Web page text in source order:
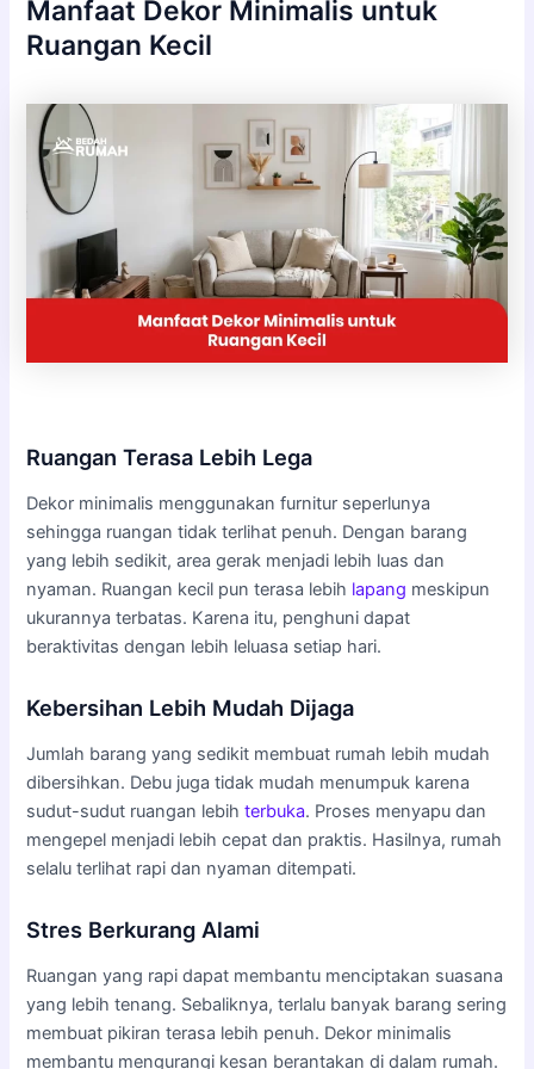
Manfaat Dekor Minimalis untuk
Ruangan Kecil
Ruangan Terasa Lebih Lega
Dekor minimalis menggunakan furnitur seperlunya
sehingga ruangan tidak terlihat penuh. Dengan barang
yang lebih sedikit, area gerak menjadi lebih luas dan
nyaman. Ruangan kecil pun terasa lebih lapang meskipun
ukurannya terbatas. Karena itu, penghuni dapat
beraktivitas dengan lebih leluasa setiap hari.
Kebersihan Lebih Mudah Dijaga
Jumlah barang yang sedikit membuat rumah lebih mudah
dibersihkan. Debu juga tidak mudah menumpuk karena
sudut-sudut ruangan lebihterbuka. Proses menyapu dan
mengepel menjadi lebih cepat dan praktis. Hasilnya, rumah
selalu terlihat rapi dan nyaman ditempati.
Stres Berkurang Alami
Ruangan yang rapi dapat membantu menciptakan suasana
yang lebih tenang. Sebaliknya, terlalu banyak barang sering
membuat pikiran terasa lebih penuh. Dekor minimalis
membantu mengurangi kesan berantakan di dalam rumah.